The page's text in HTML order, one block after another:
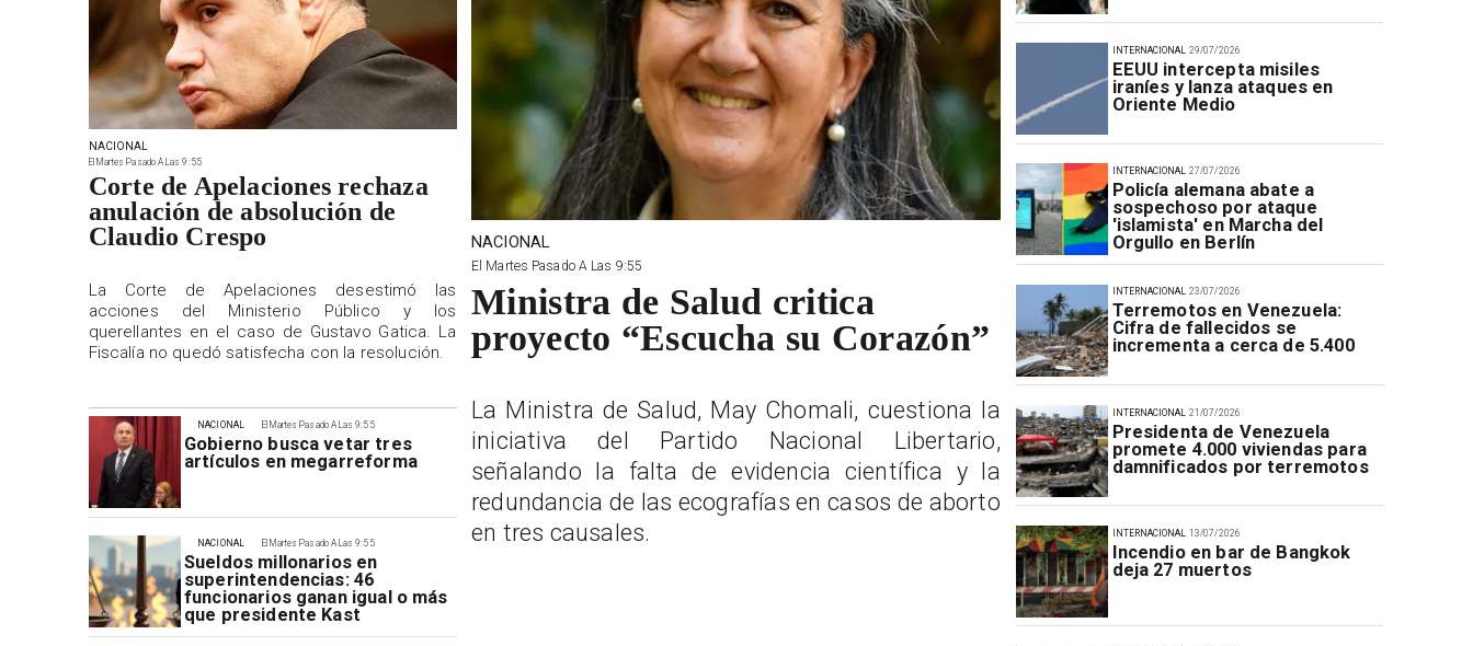
29/07/2026
EEUU intercepta misiles
iraníes y lanza ataques en
Oriente Medio
INTERNACIONAL
27/07/2026
Policía alemana abate a
sospechoso por ataque
'islamista' en Marcha del
Orgullo en Berlín
INTERNACIONAL
23/07/2026
Terremotos en Venezuela:
Cifra de fallecidos se
incrementa a cerca de 5.400
INTERNACIONAL
21/07/2026
Presidenta de Venezuela
promete 4.000 viviendas para
damnificados por terremotos
INTERNACIONAL
13/07/2026
Incendio en bar de Bangkok
deja 27 muertos
INTERNACIONAL
El Martes Pasado A Las 9:55
Gobierno busca vetar tres
artículos en megarreforma
NACIONAL
El Martes Pasado A Las 9:55
Sueldos millonarios en
superintendencias: 46
funcionarios ganan igual o más
que presidente Kast
NACIONAL
NACIONAL
El Martes Pasado A Las 9:55
Corte de Apelaciones rechaza
anulación de absolución de
Claudio Crespo
La Corte de Apelaciones desestimó las
acciones del Ministerio Público y los
querellantes en el caso de Gustavo Gatica. La
Fiscalía no quedó satisfecha con la resolución.
NACIONAL
El Martes Pasado A Las 9:55
Ministra de Salud critica
proyecto “Escucha su Corazón”
La Ministra de Salud, May Chomali, cuestiona la
iniciativa del Partido Nacional Libertario,
señalando la falta de evidencia científica y la
redundancia de las ecografías en casos de aborto
en tres causales.